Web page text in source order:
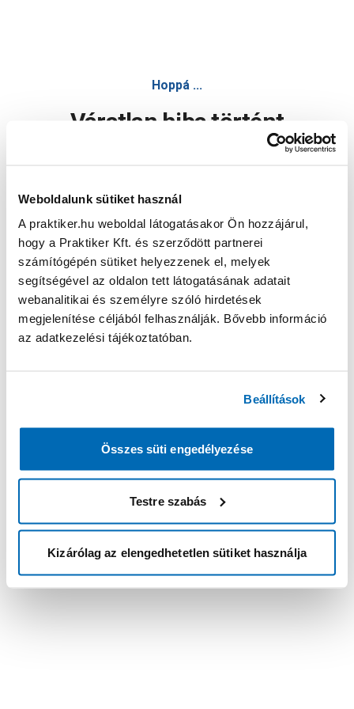
Weboldalunk sütiket használ
A praktiker.hu weboldal látogatásakor Ön hozzájárul,
hogy a Praktiker Kft. és szerződött partnerei
számítógépén sütiket helyezzenek el, melyek
segítségével az oldalon tett látogatásának adatait
webanalitikai és személyre szóló hirdetések
megjelenítése céljából felhasználják. Bővebb információ
az adatkezelési tájékoztatóban.
Beállítások
Összes süti engedélyezése
Testre szabás
Kizárólag az elengedhetetlen sütiket használja
Hoppá ...
Váratlan hiba történt
Oldal újratöltése